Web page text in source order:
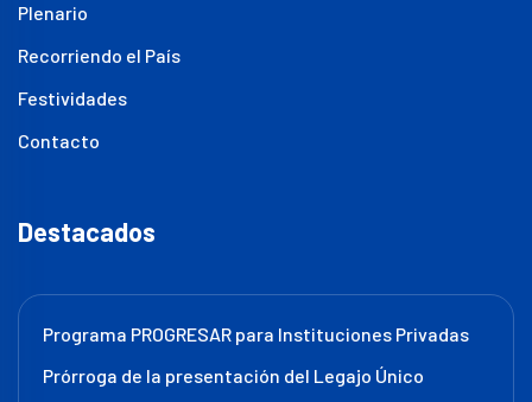
Plenario
Recorriendo el País
Festividades
Contacto
Destacados
Programa PROGRESAR para Instituciones Privadas
Prórroga de la presentación del Legajo Único